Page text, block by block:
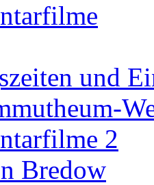
und
2
Bredow